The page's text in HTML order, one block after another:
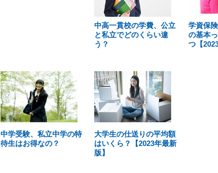
中高一貫校の学費、公立
と私立でどのくらい違
う？
学資保
の基本
つ【
中学受験、私立中学の特
待生はお得なの？
大学生の仕送りの平均額
はいくら？【2023年最新
版】